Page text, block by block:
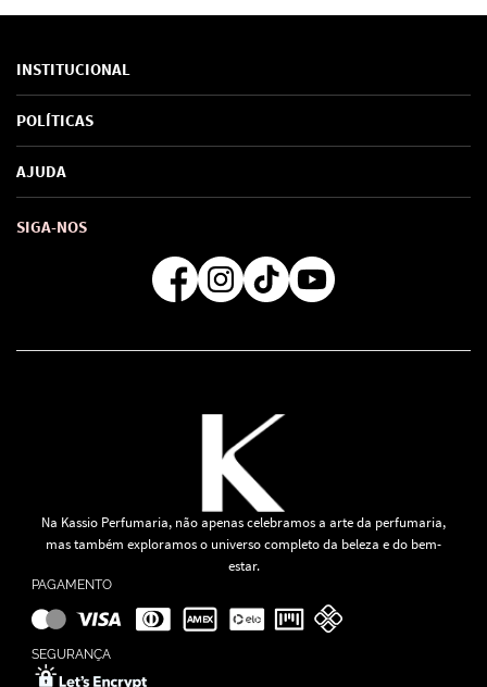
INSTITUCIONAL
Sobre Nós
Marcas
SAC de marcas
Como comprar
POLÍTICAS
Política de Privacidade
Troca e Devoluções
Formas de Pagamento
Regra de Frete Grátis
AJUDA
SIGA-NOS
Na Kassio Perfumaria, não apenas celebramos a arte da perfumaria,
mas também exploramos o universo completo da beleza e do bem-
estar.
PAGAMENTO
SEGURANÇA